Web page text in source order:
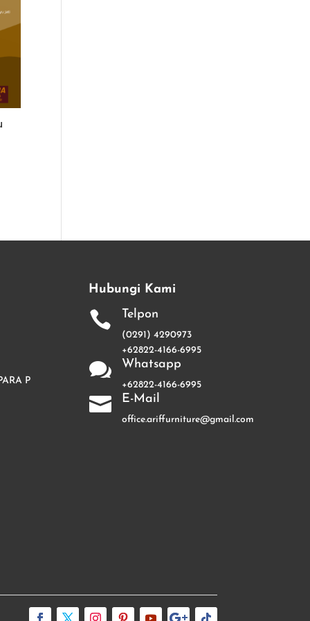
P
Hubungi Kami
 Telpon
(0291) 4290973
+62822-4166-6995
 Whatsapp
+62822-4166-6995
 E-Mail
office.ariffurniture@gmail.com